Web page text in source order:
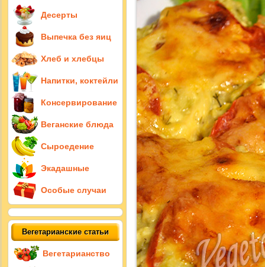
Десерты
Выпечка без яиц
Хлеб и хлебцы
Напитки, коктейли
Консервирование
Веганские блюда
Сыроедение
Экадашные
Особые случаи
Вегетарианские статьи
Вегетарианство